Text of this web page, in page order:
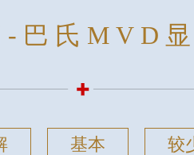
-巴氏MVD
基本
较